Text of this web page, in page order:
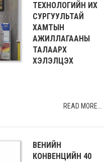
ТЕХНОЛОГИЙН ИХ
СУРГУУЛЬТАЙ
ХАМТЫН
АЖИЛЛАГААНЫ
ТАЛААРХ
ХЭЛЭЛЦЭХ
READ MORE...
ВЕНИЙН
КОНВЕНЦИЙН 40